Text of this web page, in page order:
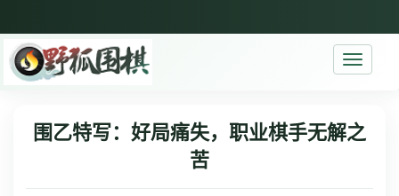
Toggle
围乙特写：好局痛失，职业棋手无解之
苦